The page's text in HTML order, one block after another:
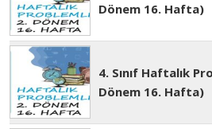
Dönem 16. Hafta)
4. Sınıf Haftalık
Dönem 16. Hafta)